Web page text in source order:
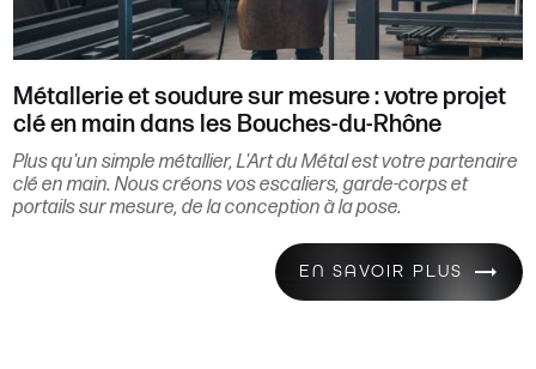
Métallerie et soudure sur mesure : votre projet
clé en main dans les Bouches-du-Rhône
Plus qu'un simple métallier, L'Art du Métal est votre partenaire
clé en main. Nous créons vos escaliers, garde-corps et
portails sur mesure, de la conception à la pose.
EN SAVOIR PLUS